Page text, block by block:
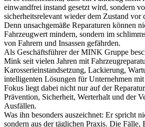
einwandfrei instand gesetzt wird, sondern
sicherheitsrelevant wieder dem Zustand vor
Denn unsachgemäße Reparaturen können
Fahrzeugwert mindern, sondern im
von Fahrern und Insassen gefährden.
Als Geschäftsführer der MINK Gruppe
Mink seit vielen Jahren mit
Karosserieinstandsetzung, Lackierung,
intelligenten Lösungen für Unternehmen
Fokus liegt dabei nicht nur auf der
Prävention, Sicherheit, Werterhalt und der
Ausfällen.
Was ihn besonders auszeichnet: Er spricht
sondern aus der täglichen Praxis. Die Fälle,